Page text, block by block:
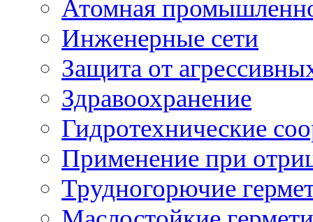
Атомная
Инженерные сети
Защита от
Здравоохранение
Гидротехнические
Применение при
Трудногорючие